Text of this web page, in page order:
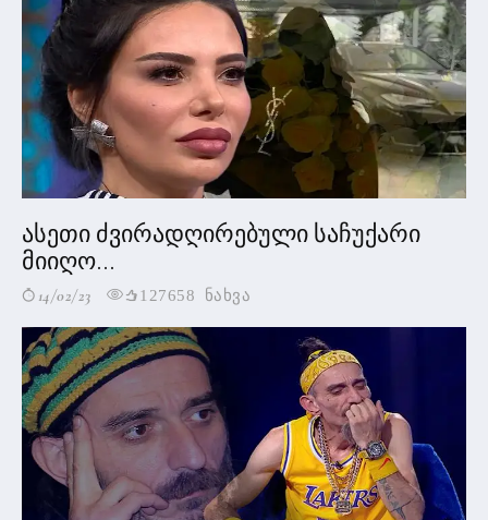
ასეთი ძვირადღირებული საჩუქარი
მიიღო...
14/02/23 127658 ნახვა